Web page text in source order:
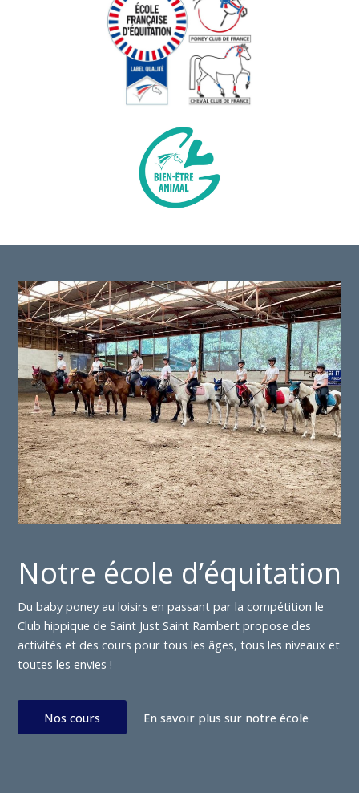
Notre école d’équitation
Du baby poney au loisirs en passant par la compétition le
Club hippique de Saint Just Saint Rambert propose des
activités et des cours pour tous les âges, tous les niveaux et
toutes les envies !
Nos cours En savoir plus sur notre école